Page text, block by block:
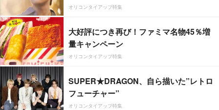
オリコンタイアップ特集
大好評につき再び！ファミマ名物45％増
量キャンペーン
オリコンタイアップ特集
SUPER★DRAGON、自ら描いた”レトロ
フューチャー”
オリコンタイアップ特集